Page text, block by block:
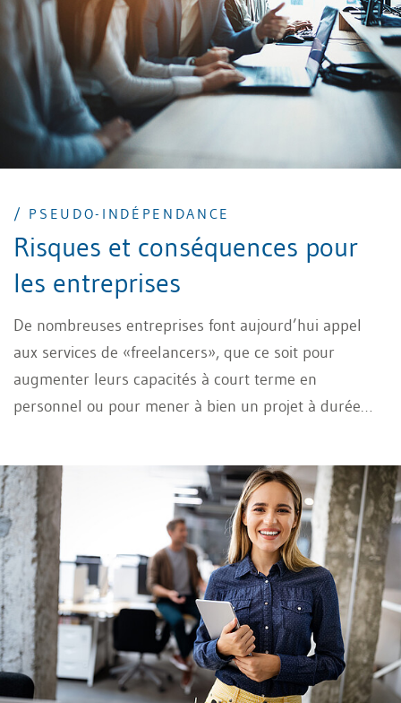
/ PSEUDO-INDÉPENDANCE
Risques et conséquences pour
les entreprises
De nombreuses entreprises font aujourd’hui appel
aux services de «freelancers», que ce soit pour
augmenter leurs capacités à court terme en
personnel ou pour mener à bien un projet à durée
services indépendant, mais ce que l’on appelle un
faux indépendant ou pseudo-indépendance?